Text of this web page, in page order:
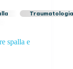
Traumatologia
spalla e